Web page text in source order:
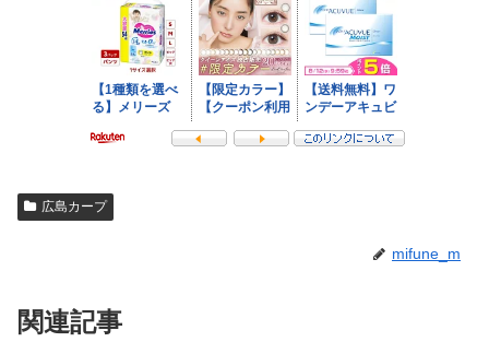
広島カープ
mifune_m
関連記事